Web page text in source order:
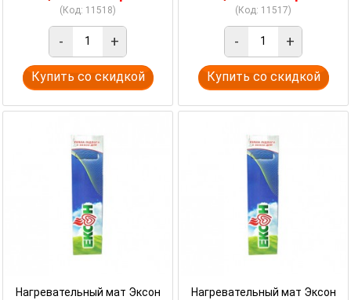
(Код: 11518)
- +
Купить со скидкой
(Код: 11517)
- +
Купить со скидкой
Нагревательный мат Эксон
Нагревательный мат Эксон